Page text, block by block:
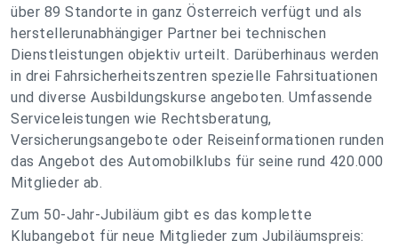
über 89 Standorte in ganz Österreich verfügt und als
herstellerunabhängiger Partner bei technischen
Dienstleistungen objektiv urteilt. Darüberhinaus werden
in drei Fahrsicherheitszentren spezielle Fahrsituationen
und diverse Ausbildungskurse angeboten. Umfassende
Serviceleistungen wie Rechtsberatung,
Versicherungsangebote oder Reiseinformationen runden
das Angebot des Automobilklubs für seine rund 420.000
Mitglieder ab.
Zum 50-Jahr-Jubiläum gibt es das komplette
Klubangebot für neue Mitglieder zum Jubiläumspreis: